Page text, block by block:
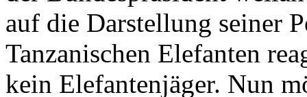
auf die Darstellung seiner
Tanzanischen Elefanten
kein Elefantenjäger. Nun